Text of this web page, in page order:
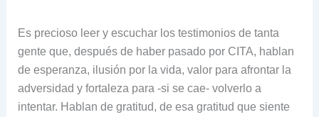
Es precioso leer y escuchar los testimonios de tanta
gente que, después de haber pasado por CITA, hablan
de esperanza, ilusión por la vida, valor para afrontar la
adversidad y fortaleza para -si se cae- volverlo a
intentar. Hablan de gratitud, de esa gratitud que siente